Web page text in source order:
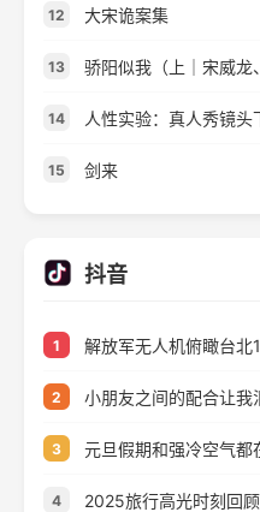
12 大宋诡案集
13 骄阳似我（上｜宋威龙
14 人性实验：真人秀镜头
15 剑来
抖音
1 解放军无人机俯瞰台北
2 小朋友之间的配合让我
3 元旦假期和强冷空气都
4 2025旅行高光时刻回顾